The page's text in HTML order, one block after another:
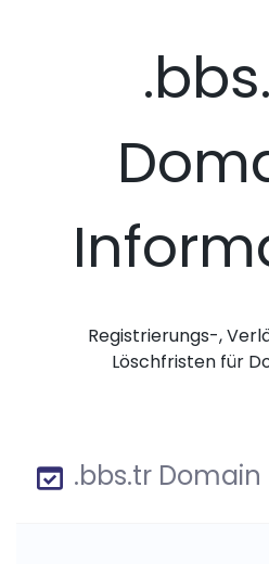
Registrierungs-,
Löschfristen für
.bbs.tr